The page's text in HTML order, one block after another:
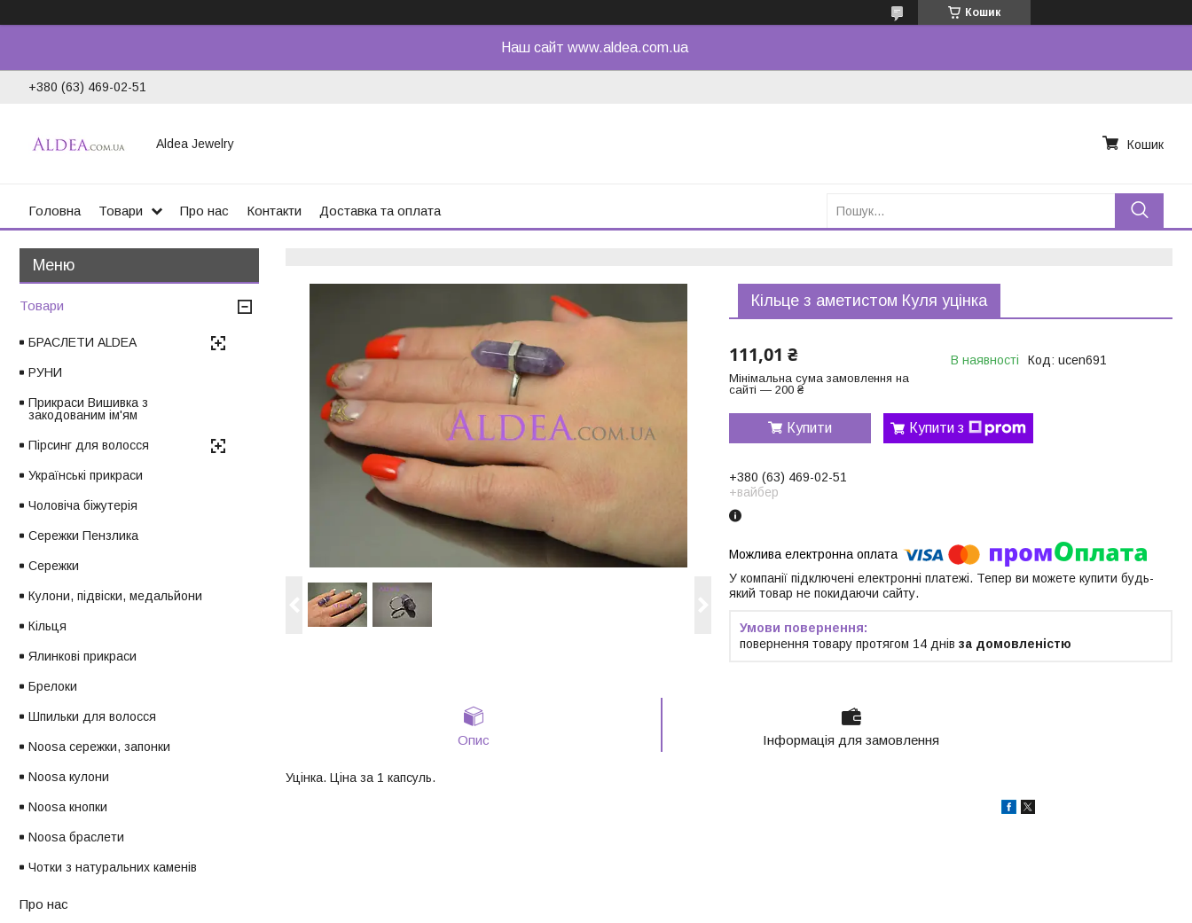
Кошик
Наш сайт www.aldea.com.ua
+380 (63) 469-02-51
Aldea Jewelry Кошик
Головна Товари Про нас Контакти Доставка та оплата
Кільце з аметистом Куля уцінка
111,01 ₴
Мінімальна сума замовлення на
сайті — 200 ₴
В наявності Код: ucen691
Купити Купити з
+380 (63) 469-02-51
+вайбер
У компанії підключені електронні платежі. Тепер ви можете купити будь-
який товар не покидаючи сайту.
повернення товару протягом 14 днів за домовленістю
Опис Інформація для замовлення
Уцінка. Ціна за 1 капсуль.
Товари
БРАСЛЕТИ ALDEA
РУНИ
Прикраси Вишивка з
закодованим ім'ям
Пірсинг для волосся
Українські прикраси
Чоловіча біжутерія
Сережки Пензлика
Сережки
Кулони, підвіски, медальйони
Кільця
Ялинкові прикраси
Брелоки
Шпильки для волосся
Noosa сережки, запонки
Noosa кулони
Noosa кнопки
Noosa браслети
Чотки з натуральних каменів
Про нас